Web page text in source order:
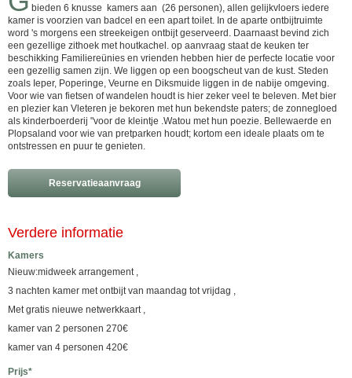
bieden 6 knusse kamers aan (26 personen), allen gelijkvloers iedere
kamer is voorzien van badcel en een apart toilet. In de aparte ontbijtruimte
word 's morgens een streekeigen ontbijt geserveerd. Daarnaast bevind zich
een gezellige zithoek met houtkachel. op aanvraag staat de keuken ter
beschikking Familiereünies en vrienden hebben hier de perfecte locatie voor
een gezellig samen zijn. We liggen op een boogscheut van de kust. Steden
zoals Ieper, Poperinge, Veurne en Diksmuide liggen in de nabije omgeving.
Voor wie van fietsen of wandelen houdt is hier zeker veel te beleven. Met bier
en plezier kan Vleteren je bekoren met hun bekendste paters; de zonnegloed
als kinderboerderij "voor de kleintje .Watou met hun poezie. Bellewaerde en
Plopsaland voor wie van pretparken houdt; kortom een ideale plaats om te
ontstressen en puur te genieten.
Reservatieaanvraag
Verdere informatie
Kamers
Nieuw:midweek arrangement ,
3 nachten kamer met ontbijt van maandag tot vrijdag ,
Met gratis nieuwe netwerkkaart ,
kamer van 2 personen 270€
kamer van 4 personen 420€
Prijs*